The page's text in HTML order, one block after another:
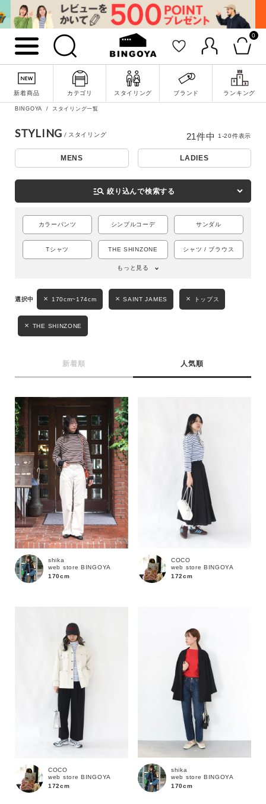
0
新着商品 カテゴリ スタイリング ブランド ランキング
詳細検索
キーワード
BINGOYA スタイリング一覧
STYLING
MENS LADIES
manage_search 絞り込んで検索する
カラーパンツ シンプルコーデ サンダル
Tシャツ THE SHINZONE シャツ / ブラウス
もっと見る
170cm~174cm SAINT JAMES トップス
THE SHINZONE
新着順 人気順
21件中 1-20件表示
shika
web store BINGOYA
170cm
COCO
web store BINGOYA
172cm
COCO
web store BINGOYA
172cm
shika
web store BINGOYA
170cm